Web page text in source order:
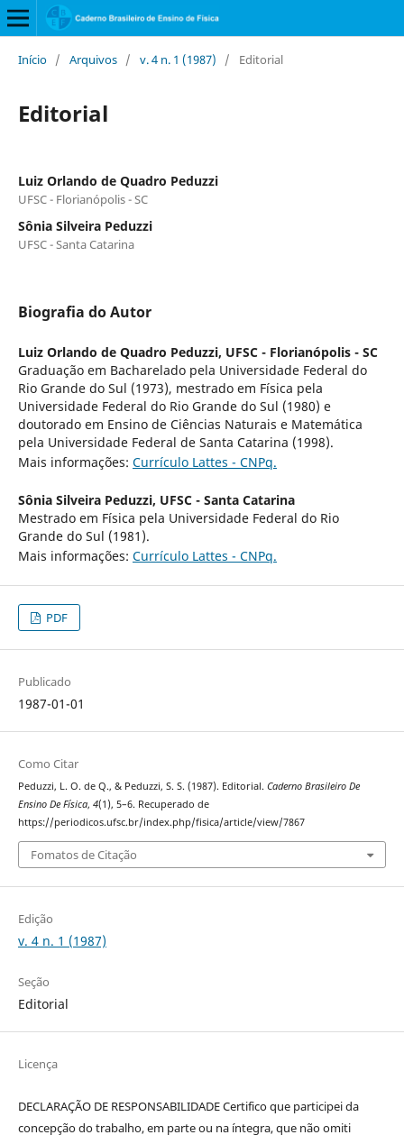
Início / Arquivos / v. 4 n. 1 (1987) / Editorial
Editorial
Luiz Orlando de Quadro Peduzzi
UFSC - Florianópolis - SC
Sônia Silveira Peduzzi
UFSC - Santa Catarina
Biografia do Autor
Luiz Orlando de Quadro Peduzzi, UFSC - Florianópolis - SC
Graduação em Bacharelado pela Universidade Federal do
Rio Grande do Sul (1973), mestrado em Física pela
Universidade Federal do Rio Grande do Sul (1980) e
doutorado em Ensino de Ciências Naturais e Matemática
pela Universidade Federal de Santa Catarina (1998).
Mais informações: Currículo Lattes - CNPq.
Sônia Silveira Peduzzi, UFSC - Santa Catarina
Mestrado em Física pela Universidade Federal do Rio
Grande do Sul (1981).
Mais informações: Currículo Lattes - CNPq.
PDF
Publicado
1987-01-01
Como Citar
Peduzzi, L. O. de Q., & Peduzzi, S. S. (1987). Editorial. Caderno Brasileiro De
Ensino De Física, 4(1), 5–6. Recuperado de
https://periodicos.ufsc.br/index.php/fisica/article/view/7867
Fomatos de Citação
Edição
v. 4 n. 1 (1987)
Seção
Editorial
Licença
DECLARAÇÃO DE RESPONSABILIDADE Certifico que participei da
concepção do trabalho, em parte ou na íntegra, que não omiti